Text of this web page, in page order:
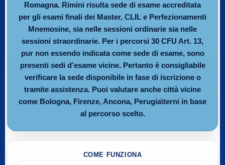
Romagna. Rimini risulta sede di esame accreditata
per gli esami finali dei Master, CLIL e Perfezionamenti
Mnemosine, sia nelle sessioni ordinarie sia nelle
sessioni straordinarie. Per i percorsi 30 CFU Art. 13,
pur non essendo indicata come sede di esame, sono
presenti sedi d’esame vicine. Pertanto è consigliabile
verificare la sede disponibile in fase di iscrizione o
tramite assistenza. Puoi valutare anche città vicine
come Bologna, Firenze, Ancona, Perugia\terni in base
al percorso scelto.
COME FUNZIONA